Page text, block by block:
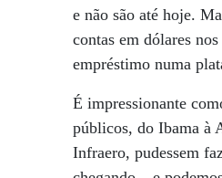
e não são até hoje.
contas em dólares
empréstimo numa
É impressionante
públicos, do Ibama à
Infraero, pudessem